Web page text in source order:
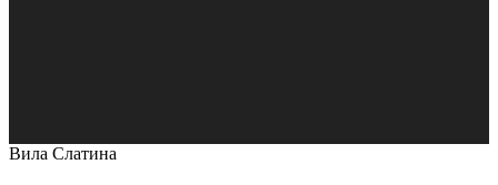
Вила Слатина